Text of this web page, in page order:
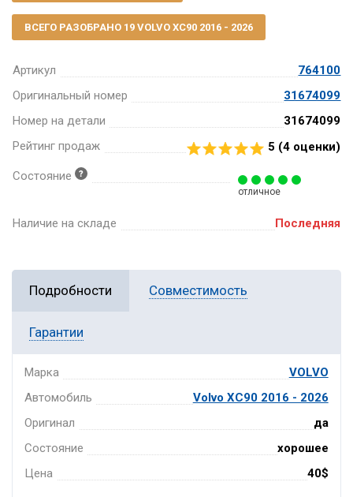
Артикул
764100
Оригинальный номер
31674099
Номер на детали
31674099
Рейтинг продаж
5 (4 оценки)
Состояние
отличное
Наличие на складе Последняя
ВСЕГО РАЗОБРАНО 19 VOLVO XC90 2016 - 2026
Подробности Совместимость
Гарантии
Марка
VOLVO
Автомобиль
Volvo XC90 2016 - 2026
Оригинал
да
Состояние
хорошее
Цена
40$